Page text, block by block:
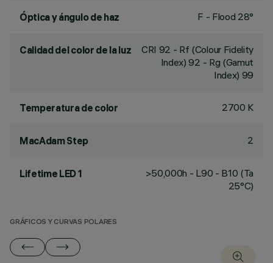
Óptica y ángulo de haz F - Flood 28°
Calidad del color de la luz CRI 92 - Rf (Colour Fidelity
Index) 92 - Rg (Gamut
Index) 99
Temperatura de color 2700 K
MacAdam Step 2
Lifetime LED 1
>50,000h - L90 - B10 (Ta
25°C)
GRÁFICOS Y CURVAS POLARES